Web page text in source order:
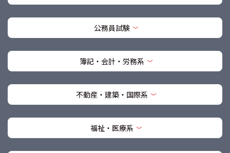
公務員試験
簿記・会計・労務系
不動産・建築・国際系
福祉・医療系